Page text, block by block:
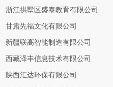
浙江拱墅区盛泰教育有限公司
甘肃先福文化有限公司
新疆联高智能制造有限公司
西藏泽丰信息技术有限公司
陕西汇达环保有限公司